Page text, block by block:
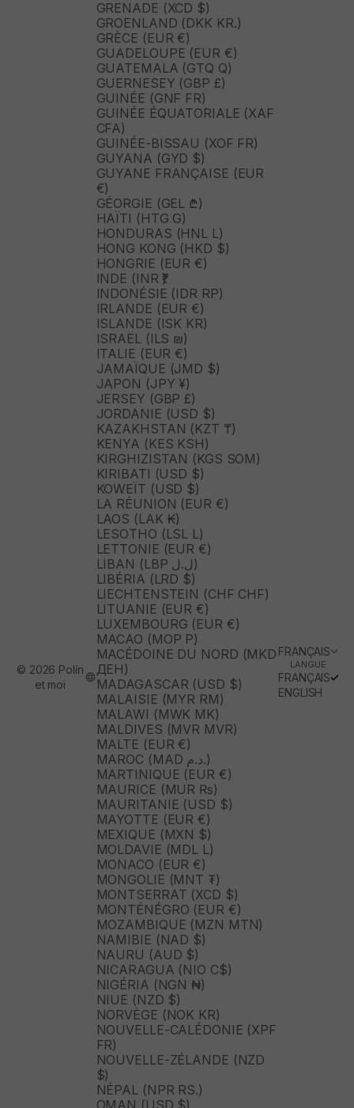
GRENADE (XCD $)
GROENLAND (DKK KR.)
GRÈCE (EUR €)
GUADELOUPE (EUR €)
GUATEMALA (GTQ Q)
GUERNESEY (GBP £)
GUINÉE (GNF FR)
GUINÉE ÉQUATORIALE (XAF
CFA)
GUINÉE-BISSAU (XOF FR)
GUYANA (GYD $)
GUYANE FRANÇAISE (EUR
€)
GÉORGIE (GEL ₾)
HAÏTI (HTG G)
HONDURAS (HNL L)
HONG KONG (HKD $)
HONGRIE (EUR €)
INDE (INR ₹)
INDONÉSIE (IDR RP)
IRLANDE (EUR €)
ISLANDE (ISK KR)
ISRAËL (ILS ₪)
ITALIE (EUR €)
JAMAÏQUE (JMD $)
JAPON (JPY ¥)
JERSEY (GBP £)
JORDANIE (USD $)
KAZAKHSTAN (KZT ₸)
KENYA (KES KSH)
KIRGHIZISTAN (KGS SOM)
KIRIBATI (USD $)
KOWEÏT (USD $)
LA RÉUNION (EUR €)
LAOS (LAK ₭)
LESOTHO (LSL L)
LETTONIE (EUR €)
LIBAN (LBP ل.ل)
LIBÉRIA (LRD $)
LIECHTENSTEIN (CHF CHF)
LITUANIE (EUR €)
LUXEMBOURG (EUR €)
MACAO (MOP P)
MACÉDOINE DU NORD (MKD
ДЕН)
MADAGASCAR (USD $)
MALAISIE (MYR RM)
MALAWI (MWK MK)
MALDIVES (MVR MVR)
MALTE (EUR €)
MAROC (MAD د.م.)
MARTINIQUE (EUR €)
MAURICE (MUR ₨)
MAURITANIE (USD $)
MAYOTTE (EUR €)
MEXIQUE (MXN $)
MOLDAVIE (MDL L)
MONACO (EUR €)
MONGOLIE (MNT ₮)
MONTSERRAT (XCD $)
MONTÉNÉGRO (EUR €)
MOZAMBIQUE (MZN MTN)
NAMIBIE (NAD $)
NAURU (AUD $)
NICARAGUA (NIO C$)
NIGÉRIA (NGN ₦)
NIUE (NZD $)
NORVÈGE (NOK KR)
NOUVELLE-CALÉDONIE (XPF
FR)
NOUVELLE-ZÉLANDE (NZD
$)
NÉPAL (NPR RS.)
FRANÇAIS
LANGUE
FRANÇAIS
ENGLISH
© 2026 Polín
et moi